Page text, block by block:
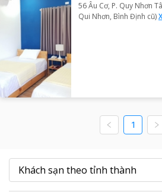
56 Âu Cơ, P. Quy Nhơn
Qui Nhơn, Bình Định cũ)
1